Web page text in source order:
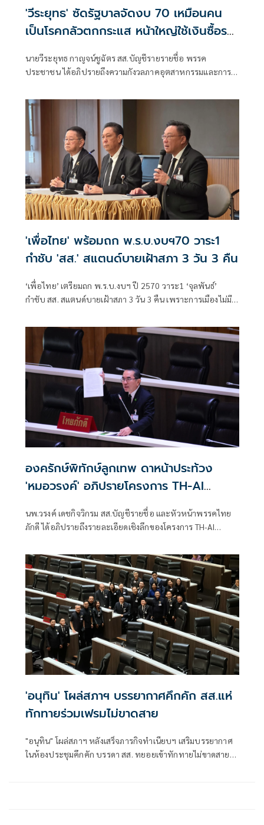
'วีระยุทธ' ซัดรัฐบาลจัดงบ 70 เหมือนคน
เป็นโรคกลัวตกกระแส หน้าใหญ่ใช้เงินซื้อรถ
แต่ไม่สร้างอุตสาหกรรมในประเทศ
นายวีระยุทธ กาญจน์ชูฉัตร สส.บัญชีรายรายชื่อ พรรค
ประชาชน ได้อภิปรายถึงความกังวลภาคอุตสาหกรรมและการ
สามารถการแข่งขันของประเทศ กลับถูกทิ้งขว้างจากเพราะ
รัฐบาลชุดนี้ รัฐบาลเคยประกาศว่า จะพาประเทศไทยเป็น
ประเทศร่ำรวย ประเทศรายได้สูงภายใน 12 ปีข้างหน้า ซึ่งดู
เหมือนนายอนุทิน ชาญวีรกูล
'เพื่อไทย' พร้อมถก พ.ร.บ.งบฯ70 วาระ1
กำชับ 'สส.' สแตนด์บายเฝ้าสภา 3 วัน 3 คืน
‘เพื่อไทย’ เตรียมถก พ.ร.บ.งบฯ ปี 2570 วาระ1 ‘จุลพันธ์’
กำชับ สส. สแตนด์บายเฝ้าสภา 3 วัน 3 คืน เพราะการเมืองไม่มี
ช่วยรีดไขมันของงบแผ่นดิน
องครักษ์พิทักษ์ลูกเทพ ดาหน้าประท้วง
'หมอวรงค์' อภิปรายโครงการ TH-AI
นพ.วรงค์ เดชกิจวิกรม สส.บัญชีรายชื่อ และหัวหน้าพรรคไทย
ภักดี ได้อภิปรายถึงรายละเอียดเชิงลึกของโครงการ TH-AI
วงเงิน 1,645 ล้านบาท ที่ส่อว่าไม่โปร่งใส เอื้อประโยชน์
'อนุทิน' โผล่สภาฯ บรรยากาศคึกคัก สส.แห่
ทักทายร่วมเฟรมไม่ขาดสาย
"อนุทิน" โผล่สภาฯ หลังเสร็จภารกิจทำเนียบฯ เสริมบรรยากาศ
ในห้องประชุมคึกคัก บรรดา สส. ทยอยเข้าทักทายไม่ขาดสาย